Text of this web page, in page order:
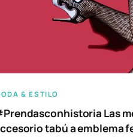
& ESTILO
Las
tabú a emblema